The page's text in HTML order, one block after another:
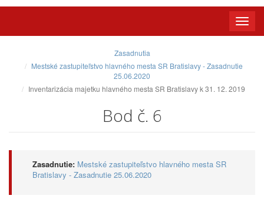
Toggle
Zasadnutia
Mestské zastupiteľstvo hlavného mesta SR Bratislavy - Zasadnutie
25.06.2020
Inventarizácia majetku hlavného mesta SR Bratislavy k 31. 12. 2019
Bod č. 6
Zasadnutie: Mestské zastupiteľstvo hlavného mesta SR
Bratislavy - Zasadnutie 25.06.2020